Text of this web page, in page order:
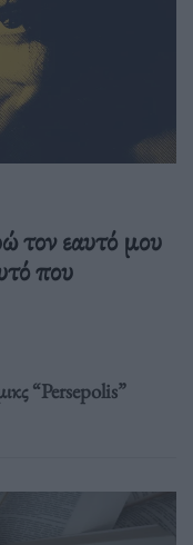
τον εαυτό μου
που
“Persepolis”